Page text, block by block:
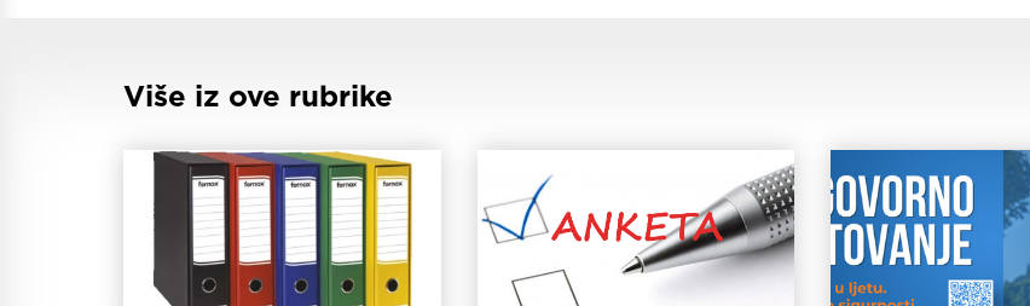
Više iz ove rubrike